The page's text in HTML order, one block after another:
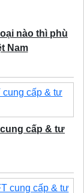
nào thì phù
Nam
cấp & tư